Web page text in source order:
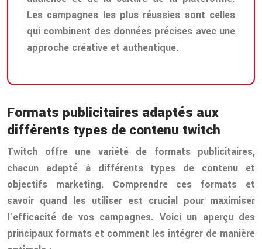
Les campagnes les plus réussies sont celles
qui combinent des données précises avec une
approche créative et authentique.
Formats publicitaires adaptés aux
différents types de contenu twitch
Twitch offre une variété de formats publicitaires,
chacun adapté à différents types de contenu et
objectifs marketing. Comprendre ces formats et
savoir quand les utiliser est crucial pour maximiser
l’efficacité de vos campagnes. Voici un aperçu des
principaux formats et comment les intégrer de manière